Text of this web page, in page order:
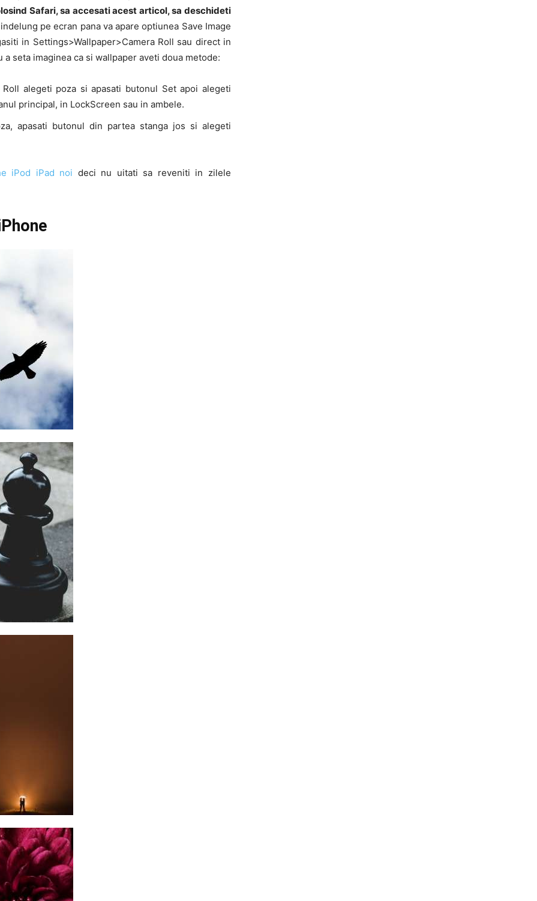
Safari, sa accesati acest articol, sa deschideti
pe ecran pana va apare optiunea Save Image
in Settings>Wallpaper>Camera Roll sau direct in
seta imaginea ca si wallpaper aveti doua metode:
alegeti poza si apasati butonul Set apoi alegeti
principal, in LockScreen sau in ambele.
apasati butonul din partea stanga jos si alegeti
iPod iPad noi deci nu uitati sa reveniti in zilele